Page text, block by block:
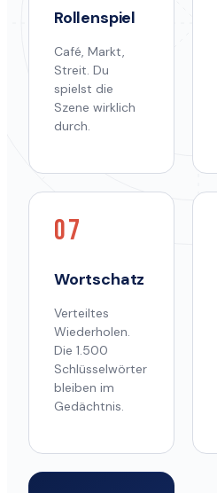
Rollenspiel
Café, Markt,
Streit. Du
spielst die
Szene wirklich
durch.
07
Wortschatz
Verteiltes
Wiederholen.
Die 1.500
Schlüsselwörter
bleiben im
Gedächtnis.